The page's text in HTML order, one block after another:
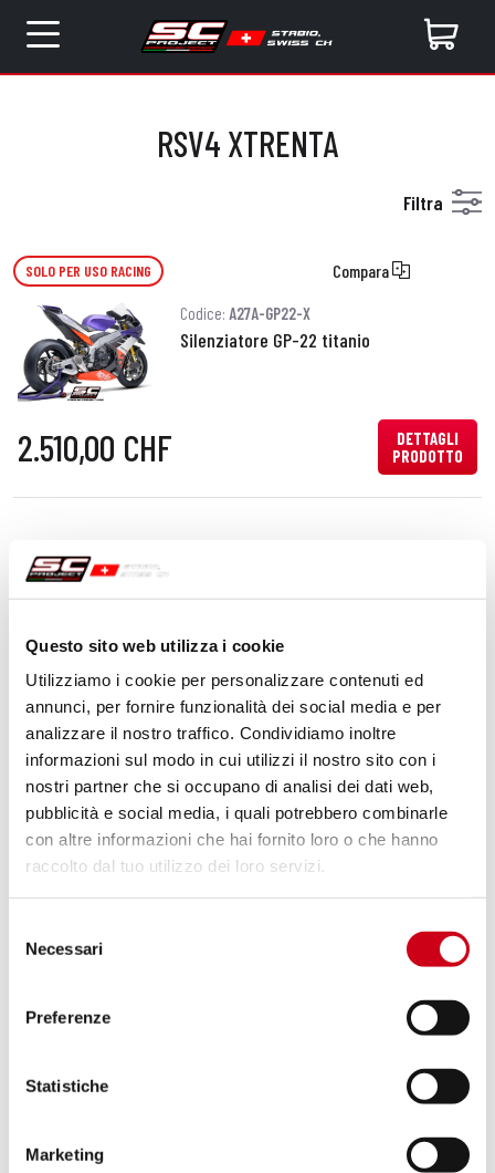
Questo sito web utilizza i cookie
Utilizziamo i cookie per personalizzare contenuti ed
annunci, per fornire funzionalità dei social media e per
analizzare il nostro traffico. Condividiamo inoltre
informazioni sul modo in cui utilizzi il nostro sito con i
nostri partner che si occupano di analisi dei dati web,
pubblicità e social media, i quali potrebbero combinarle
con altre informazioni che hai fornito loro o che hanno
raccolto dal tuo utilizzo dei loro servizi.
delNecessari
Preferenze
Statistiche
Marketing
RSV4 XTRENTA
Filtra
SOLO PER USO RACING Compara
Codice: A27A-GP22-X
Silenziatore GP-22 titanio
2.510,00 CHF
DETTAGLI
PRODOTTO